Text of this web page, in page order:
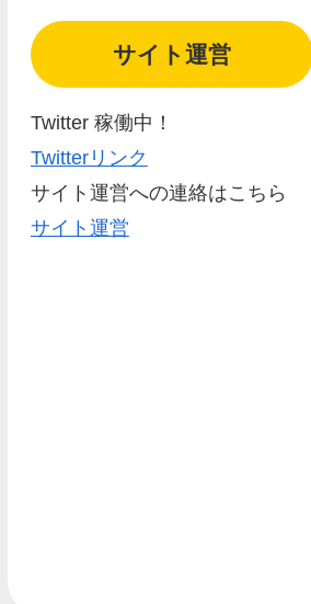
サイト運営
Twitter 稼働中！
Twitterリンク
サイト運営への連絡はこちら
サイト運営